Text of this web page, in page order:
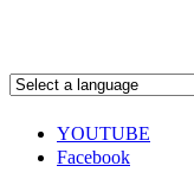
YOUTUBE
Facebook